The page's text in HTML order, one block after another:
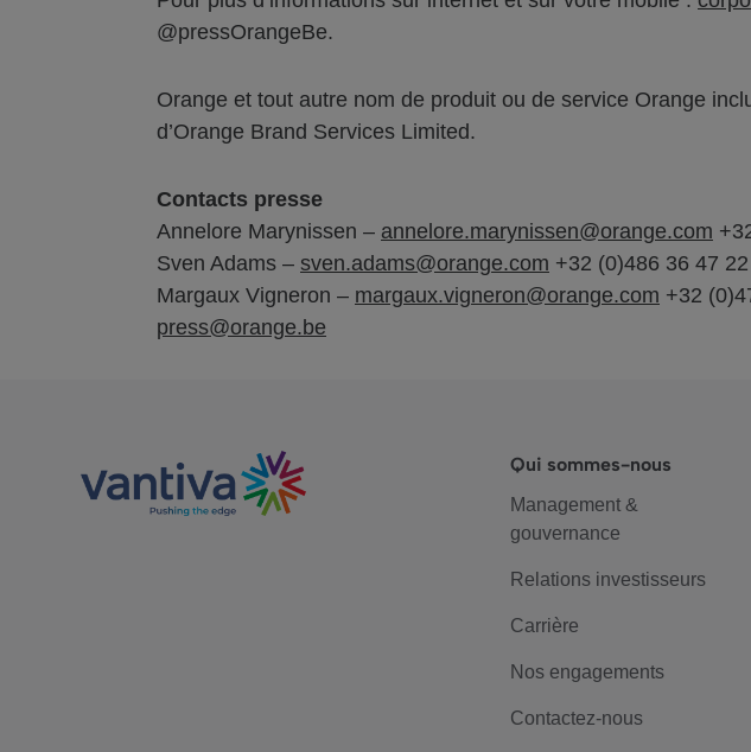
@pressOrangeBe.
Orange et tout autre nom de produit ou de service Orange
d’Orange Brand Services Limited.
Contacts presse
Annelore Marynissen – annelore.marynissen@orange.com
Sven Adams – sven.adams@orange.com +32 (0)486 36 47 22
Margaux Vigneron – margaux.vigneron@orange.com +32
press@orange.be
Qui sommes-nous
Management &
gouvernance
Relations investisseurs
Carrière
Nos engagements
Contactez-nous